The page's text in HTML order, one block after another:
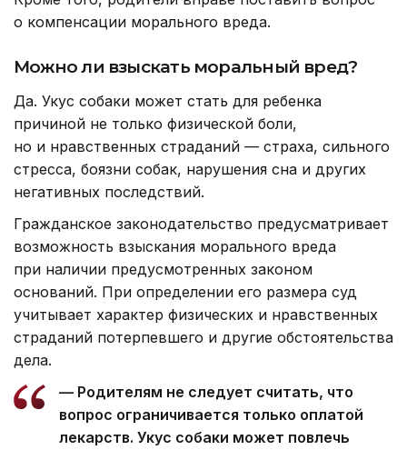
о компенсации морального вреда.
Можно ли взыскать моральный вред?
Да. Укус собаки может стать для ребенка
причиной не только физической боли,
но и нравственных страданий — страха, сильного
стресса, боязни собак, нарушения сна и других
негативных последствий.
Гражданское законодательство предусматривает
возможность взыскания морального вреда
при наличии предусмотренных законом
оснований. При определении его размера суд
учитывает характер физических и нравственных
страданий потерпевшего и другие обстоятельства
дела.
— Родителям не следует считать, что
вопрос ограничивается только оплатой
лекарств. Укус собаки может повлечь